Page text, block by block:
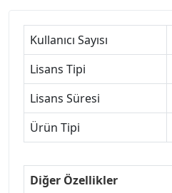
Kullanıcı Sayısı
Lisans Tipi
Lisans Süresi
Ürün Tipi
Diğer Özellikler